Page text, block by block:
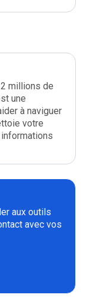
millions de
une
à naviguer
votre
aux outils
avec vos